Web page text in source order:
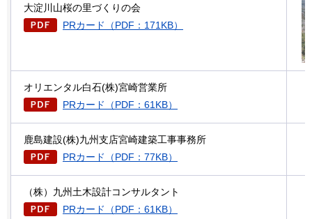
大淀川山桜の里づくりの会
PRカード（PDF：171KB）
オリエンタル白石(株)宮崎営業所
PRカード（PDF：61KB）
鹿島建設(株)九州支店宮崎建築工事事務所
PRカード（PDF：77KB）
（株）九州土木設計コンサルタント
PRカード（PDF：61KB）